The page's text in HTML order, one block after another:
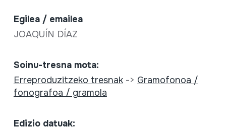
Egilea / emailea
JOAQUÍN DÍAZ
Soinu-tresna mota:
Erreproduzitzeko tresnak-> Gramofonoa /
fonografoa / gramola
Edizio datuak: